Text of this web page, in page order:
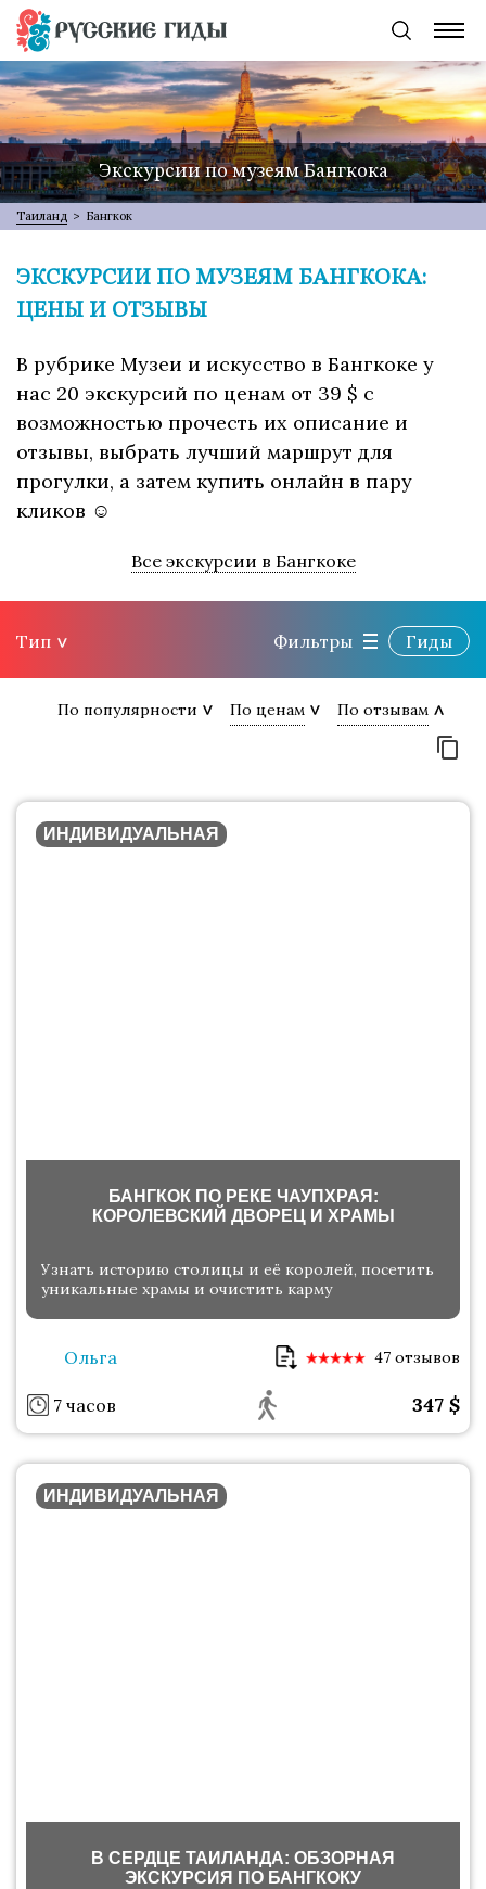
Экскурсии по музеям Бангкока
Таиланд > Бангкок
ЭКСКУРСИИ ПО МУЗЕЯМ БАНГКОКА:
ЦЕНЫ И ОТЗЫВЫ
В рубрике Музеи и искусство в Бангкоке у
нас 20 экскурсий по ценам от 39 $ с
возможностью прочесть их описание и
отзывы, выбрать лучший маршрут для
прогулки, а затем купить онлайн в пару
кликов ☺
Все экскурсии в Бангкоке
Тип Фильтры Гиды
По популярности По ценам По отзывам
ИНДИВИДУАЛЬНАЯ
БАНГКОК ПО РЕКЕ ЧАУПХРАЯ:
КОРОЛЕВСКИЙ ДВОРЕЦ И ХРАМЫ
Узнать историю столицы и её королей, посетить
уникальные храмы и очистить карму
Ольга 47 отзывов
7 часов 347 $
ИНДИВИДУАЛЬНАЯ
В СЕРДЦЕ ТАИЛАНДА: ОБЗОРНАЯ
ЭКСКУРСИЯ ПО БАНГКОКУ